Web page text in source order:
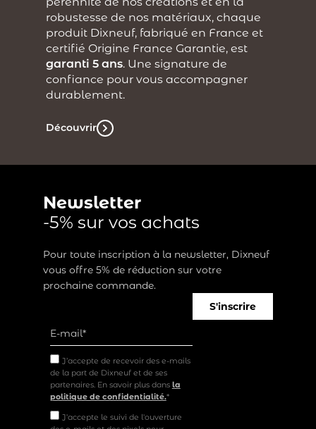
robustesse de nos matériaux, chaque
produit Dixneuf, fabriqué en France et
certifié Origine France Garantie, est
garanti 5 ans. Une signature de
confiance pour vous accompagner
durablement.
Découvrir
Newsletter
-5% sur vos achats
Pour toute inscription à la newsletter, Dixneuf
vous offre 5% de réduction sur votre
prochaine commande.
J’accepte de recevoir des e-mails
de la part de Dixneuf et de ses
partenaires. En savoir plus dans la
politique de confidentialité.*
J'accepte le suivi de l'ouverture
S'inscrire